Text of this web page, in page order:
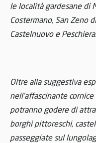
le località gardesane di
Costermano, San Zeno
Castelnuovo e Peschiera.
Oltre alla suggestiva
nell’affascinante
potranno godere di
borghi pittoreschi,
passeggiate sul